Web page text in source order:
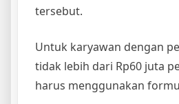
tersebut.
Untuk karyawan dengan
tidak lebih dari Rp60 juta
harus menggunakan